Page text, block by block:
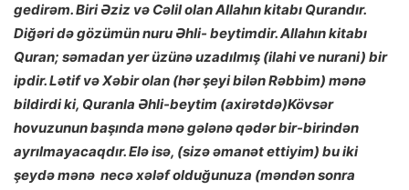
gedirəm. Biri Əziz və Cəlil olan Allahın kitabı Qurandır.
Diğəri də gözümün nuru Əhli- beytimdir. Allahın kitabı
Quran; səmadan yer üzünə uzadılmış (ilahi ve nurani) bir
ipdir. Lətif və Xəbir olan (hər şeyi bilən Rəbbim) mənə
bildirdi ki, Quranla Əhli-beytim (axirətdə)Kövsər
hovuzunun başında mənə gələnə qədər bir-birindən
ayrılmayacaqdır. Elə isə, (sizə əmanət ettiyim) bu iki
şeydə mənə necə xələf olduğunuza (məndən sonra